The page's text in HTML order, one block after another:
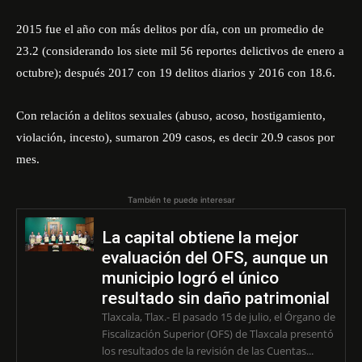
2015 fue el año con más delitos por día, con un promedio de
23.2 (considerando los siete mil 56 reportes delictivos de enero a
octubre); después 2017 con 19 delitos diarios y 2016 con 18.6.
Con relación a delitos sexuales (abuso, acoso, hostigamiento,
violación, incesto), sumaron 209 casos, es decir 20.9 casos por
mes.
También te puede interesar
La capital obtiene la mejor
evaluación del OFS, aunque un
municipio logró el único
resultado sin daño patrimonial
Tlaxcala, Tlax.- El pasado 15 de julio, el Órgano de
Fiscalización Superior (OFS) de Tlaxcala presentó
los resultados de la revisión de las Cuentas...